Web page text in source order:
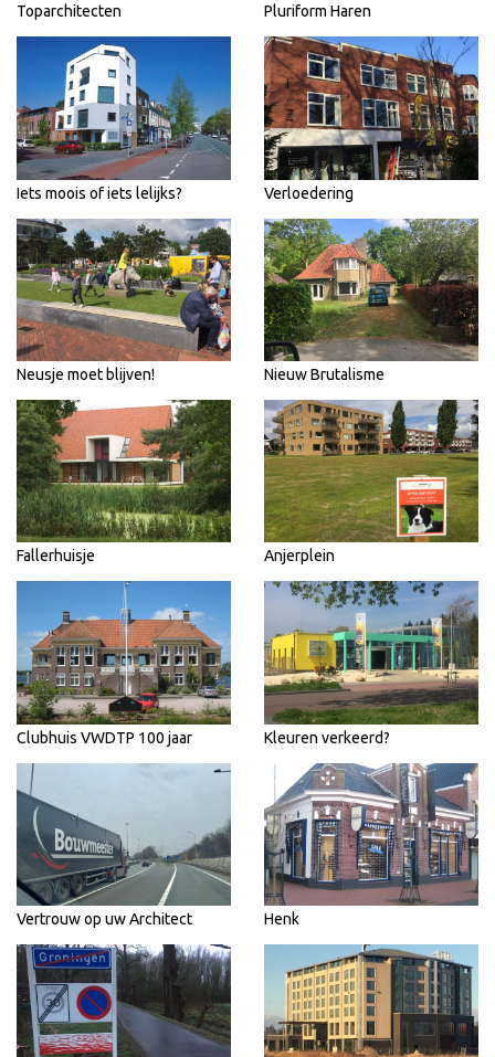
Toparchitecten Pluriform Haren
Iets moois of iets lelijks? Verloedering
Neusje moet blijven! Nieuw Brutalisme
Fallerhuisje Anjerplein
Clubhuis VWDTP 100 jaar Kleuren verkeerd?
Vertrouw op uw Architect Henk